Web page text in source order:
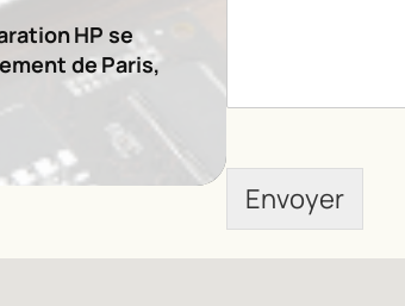
HP se
de Paris,
s
g
Envoyer